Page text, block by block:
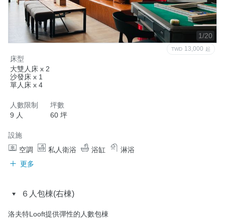
1/20
TWD 13,000 起
床型
大雙人床 x 2
沙發床 x 1
單人床 x 4
人數限制
9 人
坪數
60 坪
設施
空調
私人衛浴 浴缸
淋浴
更多
６人包棟(右棟)
洛夫特Looft提供彈性的人數包棟